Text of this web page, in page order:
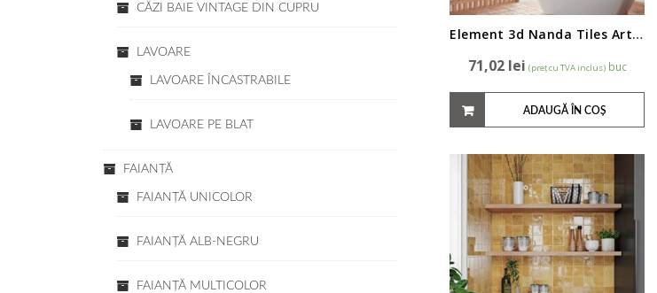
Element 3d Nanda Tiles Artigianale 15x15cm
71,02 lei (preț cu TVA inclus) buc
ADAUGĂ ÎN COȘ
CĂZI BAIE VINTAGE DIN CUPRU
LAVOARE
LAVOARE ÎNCASTRABILE
LAVOARE PE BLAT
FAIANŢĂ
FAIANŢĂ UNICOLOR
FAIANŢĂ ALB-NEGRU
FAIANŢĂ MULTICOLOR